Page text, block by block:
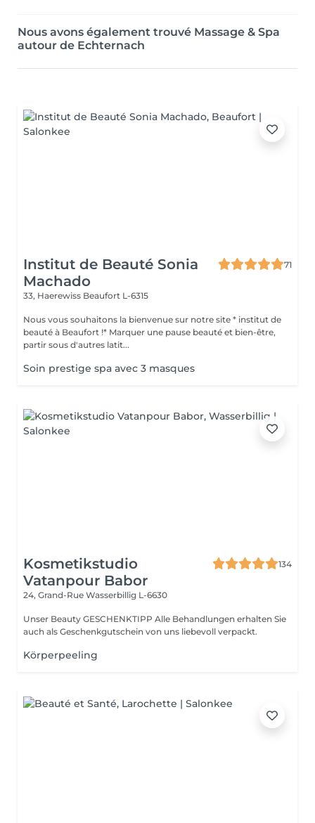
Nous avons également trouvé Massage & Spa
autour de Echternach
Institut de Beauté Sonia
Machado
71
33, Haerewiss Beaufort L-6315
Nous vous souhaitons la bienvenue sur notre site * institut de
beauté à Beaufort !* Marquer une pause beauté et bien-être,
partir sous d'autres latit...
Soin prestige spa avec 3 masques
Kosmetikstudio
Vatanpour Babor
134
24, Grand-Rue Wasserbillig L-6630
Unser Beauty GESCHENKTIPP Alle Behandlungen erhalten Sie
auch als Geschenkgutschein von uns liebevoll verpackt.
Körperpeeling